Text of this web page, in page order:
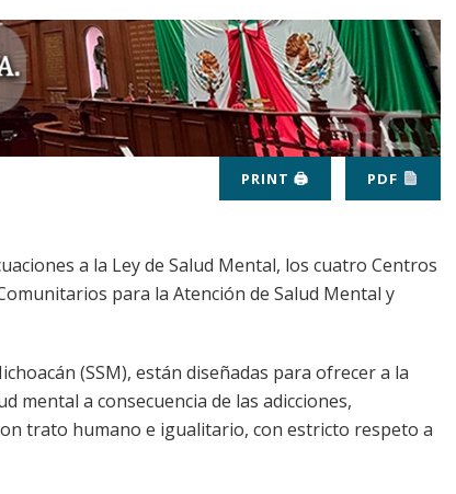
PRINT 🖨 PDF
a la Ley de Salud Mental, los cuatro Centros
para la Atención de Salud Mental y
(SSM), están diseñadas para ofrecer a la
mental a consecuencia de las adicciones,
trato humano e igualitario, con estricto respeto a